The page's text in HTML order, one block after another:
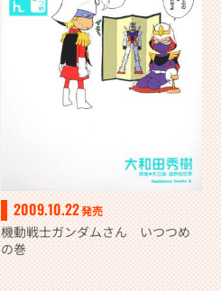
2009.10.22発売
機動戦士ガンダムさん いつつめ
の巻